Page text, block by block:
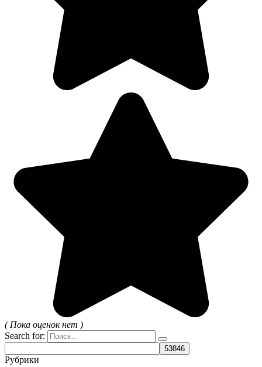
( Пока оценок нет )
Search for:
Рубрики